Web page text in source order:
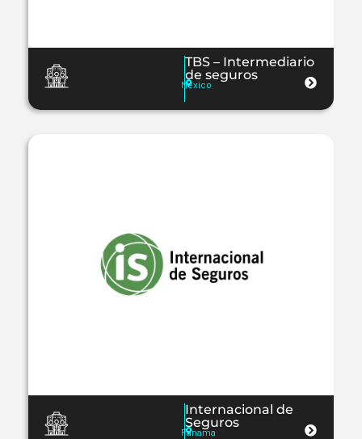
TBS – Intermediario
de seguros
Mexico
Internacional de
Seguros
Panama